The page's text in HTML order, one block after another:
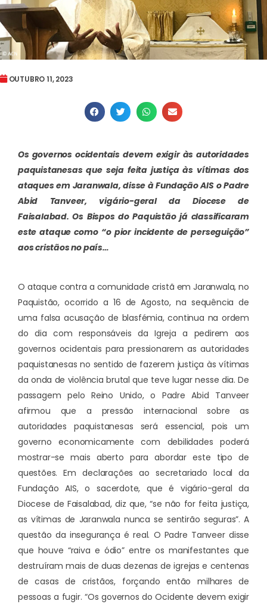
OUTUBRO 11, 2023
Os governos ocidentais devem exigir às autoridades
paquistanesas que seja feita justiça às vítimas dos
ataques em Jaranwala, disse à Fundação AIS o Padre
Abid Tanveer, vigário-geral da Diocese de
Faisalabad. Os Bispos do Paquistão já classificaram
este ataque como “o pior incidente de perseguição”
aos cristãos no país…
O ataque contra a comunidade cristã em Jaranwala, no
Paquistão, ocorrido a 16 de Agosto, na sequência de
uma falsa acusação de blasfémia, continua na ordem
do dia com responsáveis da Igreja a pedirem aos
governos ocidentais para pressionarem as autoridades
paquistanesas no sentido de fazerem justiça às vítimas
da onda de violência brutal que teve lugar nesse dia. De
passagem pelo Reino Unido, o Padre Abid Tanveer
afirmou que a pressão internacional sobre as
autoridades paquistanesas será essencial, pois um
governo economicamente com debilidades poderá
mostrar-se mais aberto para abordar este tipo de
questões. Em declarações ao secretariado local da
Fundação AIS, o sacerdote, que é vigário-geral da
Diocese de Faisalabad, diz que, “se não for feita justiça,
as vítimas de Jaranwala nunca se sentirão seguras”. A
questão da insegurança é real. O Padre Tanveer disse
que houve “raiva e ódio” entre os manifestantes que
destruíram mais de duas dezenas de igrejas e centenas
de casas de cristãos, forçando então milhares de
pessoas a fugir. “Os governos do Ocidente devem exigir